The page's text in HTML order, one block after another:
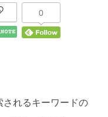
0
されるキーワードの